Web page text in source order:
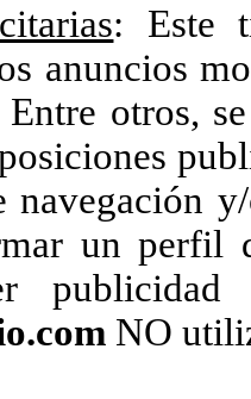
: Este
anuncios
otros,
navegación
un perfil
NO